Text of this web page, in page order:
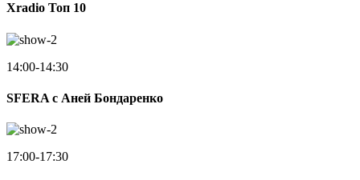
Xradio Топ 10
14:00-14:30
SFERA с Аней Бондаренко
17:00-17:30